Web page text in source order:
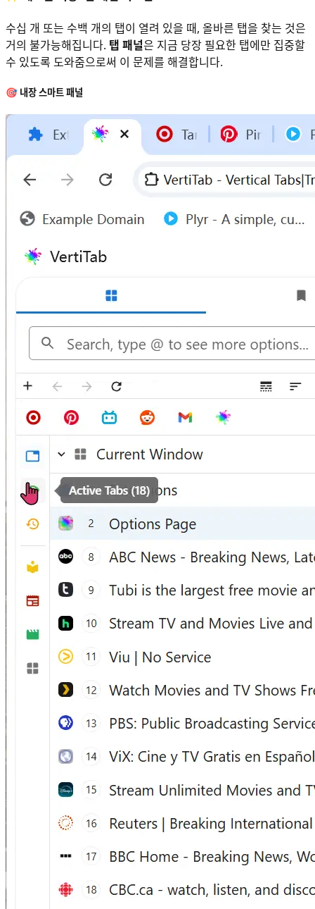
수십 개 또는 수백 개의 탭이 열려 있을 때, 올바른 탭을 찾는 것은
거의 불가능해집니다. 탭 패널은 지금 당장 필요한 탭에만 집중할
수 있도록 도와줌으로써 이 문제를 해결합니다.
🎯 내장 스마트 패널